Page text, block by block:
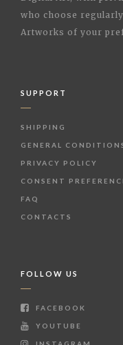
who choose
Artworks of your
SUPPORT
SHIPPING
GENERAL
PRIVACY POLICY
CONSENT
FAQ
CONTACTS
FOLLOW US
FACEBOOK
YOUTUBE
INSTAGRAM